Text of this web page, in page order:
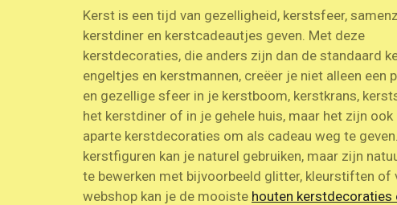
Kerst is een tijd van gezelligheid, kerstsfeer,
kerstdiner en kerstcadeautjes geven. Met deze
kerstdecoraties, die anders zijn dan de standaard
engeltjes en kerstmannen, creëer je niet alleen een
en gezellige sfeer in je kerstboom, kerstkrans,
het kerstdiner of in je gehele huis, maar het zijn ook
aparte kerstdecoraties om als cadeau weg te
kerstfiguren kan je naturel gebruiken, maar zijn
te bewerken met bijvoorbeeld glitter, kleurstiften of
webshop kan je de mooiste houten kerstdecoraties